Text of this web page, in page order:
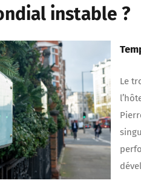
instable ?
Le